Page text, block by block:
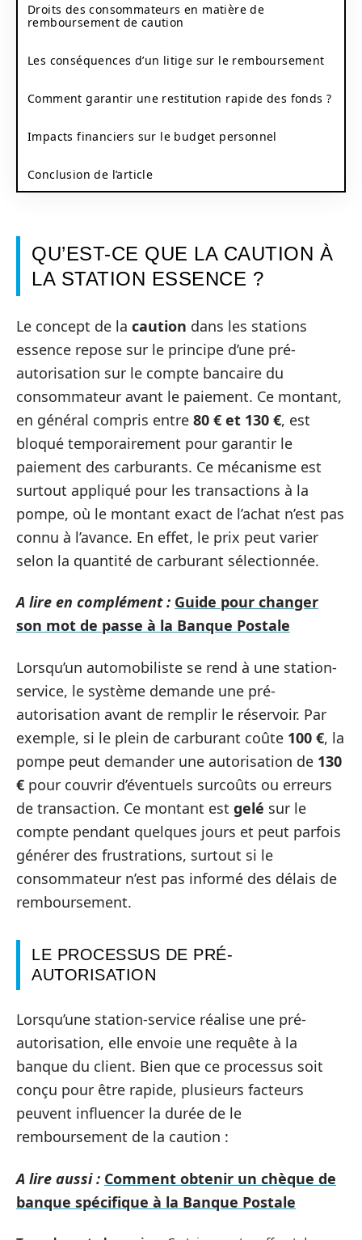
Droits des consommateurs en matière de
remboursement de caution
Les conséquences d’un litige sur le remboursement
Comment garantir une restitution rapide des fonds ?
Impacts financiers sur le budget personnel
Conclusion de l’article
QU’EST-CE QUE LA CAUTION À
LA STATION ESSENCE ?
Le concept de la caution dans les stations
essence repose sur le principe d’une pré-
autorisation sur le compte bancaire du
consommateur avant le paiement. Ce montant,
en général compris entre 80 € et 130 €, est
bloqué temporairement pour garantir le
paiement des carburants. Ce mécanisme est
surtout appliqué pour les transactions à la
pompe, où le montant exact de l’achat n’est pas
connu à l’avance. En effet, le prix peut varier
selon la quantité de carburant sélectionnée.
A lire en complément : Guide pour changer
son mot de passe à la Banque Postale
Lorsqu’un automobiliste se rend à une station-
service, le système demande une pré-
autorisation avant de remplir le réservoir. Par
exemple, si le plein de carburant coûte 100 €, la
pompe peut demander une autorisation de 130
€ pour couvrir d’éventuels surcoûts ou erreurs
de transaction. Ce montant est gelé sur le
compte pendant quelques jours et peut parfois
générer des frustrations, surtout si le
consommateur n’est pas informé des délais de
remboursement.
LE PROCESSUS DE PRÉ-
AUTORISATION
Lorsqu’une station-service réalise une pré-
autorisation, elle envoie une requête à la
banque du client. Bien que ce processus soit
conçu pour être rapide, plusieurs facteurs
peuvent influencer la durée de le
remboursement de la caution :
A lire aussi : Comment obtenir un chèque de
banque spécifique à la Banque Postale